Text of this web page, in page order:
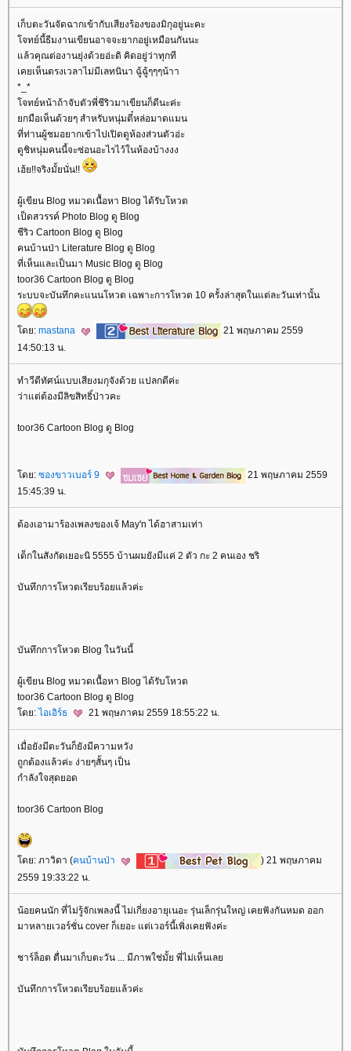
เก็บตะวันจัดฉากเข้ากับเสียงร้องของมิกุอยู่นะคะ
จทย์นี้ธีมงานเขียนอาจจะยากอยู่เหมือนกันนะ
ล้วคุณต่องานยุ่งด้วยอ่ะดิ คิดอยู่ว่าทุกที
เคยเห็นตรงเวลาไม่มีเลทนินา ฉู้ฉู้ๆๆๆน้าา
*_*
จทย์หน้าถ้าจับตัวพี่ชีริวมาเขียนก็ดีนะค่ะ
กมือเห็นด้วยๆ สำหรับหนุ่มตี๋หล่อมาดแมน
ที่ท่านผู้ชมอยากเข้าไปเปิดดูห้องส่วนตัวอ่ะ
ดูชิหนุ่มคนนี้จะซ่อนอะไรไว้ในห้องบ้างงง
เฮ้ย!!จริงมั้ยนั่น!!
ผู้เขียน Blog หมวดเนื้อหา Blog ได้รับโหวต
เป็ดสวรรค์ Photo Blog ดู Blog
ชีริว Cartoon Blog ดู Blog
คนบ้านป่า Literature Blog ดู Blog
ที่เห็นและเป็นมา Music Blog ดู Blog
toor36 Cartoon Blog ดู Blog
ระบบจะบันทึกคะแนนโหวต เฉพาะการโหวต 10 ครั้งล่าสุดในแต่ละวันเท่านั้น
ดย: mastana
21 พฤษภาคม 2559
14:50:13 น.
ทำวีดีทัศน์แบบเสียงมกุจังด้วย แปลกดีค่ะ
ว่าแต่ต้องมีลิขสิทธิ์ป่าวคะ
toor36 Cartoon Blog ดู Blog
ดย: ซองขาวเบอร์ 9
21 พฤษภาคม 2559
15:45:39 น.
ต้องเอามาร้องเพลงของเจ้ May'n ได้ฮาสามเท่า
เด็กในสังกัดเยอะนิ 5555 บ้านผมยังมีแค่ 2 ตัว กะ 2 คนเอง ชริ
บันทึกการโหวตเรียบร้อยแล้วค่ะ
บันทึกการโหวต Blog ในวันนี้
ผู้เขียน Blog หมวดเนื้อหา Blog ได้รับโหวต
toor36 Cartoon Blog ดู Blog
ดย: ไอเอิร์ธ 21 พฤษภาคม 2559 18:55:22 น.
เมื่อยังมีตะวันก็ยังมีความหวัง
ถูกต้องแล้วค่ะ ง่ายๆสั้นๆ เป็น
กำลังใจสุดยอด
toor36 Cartoon Blog
ดย: ภาวิดา (คนบ้านป่า
) 21 พฤษภาคม
2559 19:33:22 น.
น้อยคนนัก ที่ไม่รู้จักเพลงนี้ ไม่เกี่ยงอายุเนอะ รุ่นเล็กรุ่นใหญ่ เคยฟังกันหมด ออก
มาหลายเวอร์ชั่น cover ก็เยอะ แต่เวอร์นี้เพิ่งเคยฟังค่ะ
ชาร์ล็อต ตื่นมาเก็บตะวัน ... มีภาพใช่มั้ย พี่ไม่เห็นเล
บันทึกการโหวตเรียบร้อยแล้วค่ะ